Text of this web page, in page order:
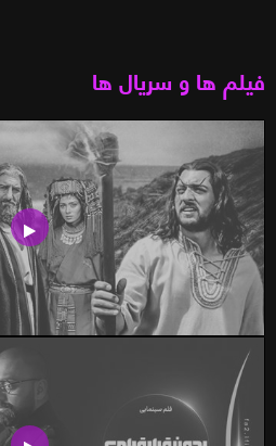
فیلم ها و سریال ها